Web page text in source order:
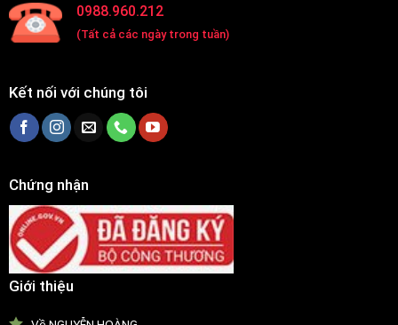
0988.960.212
(Tất cả các ngày trong tuần)
Kết nối với chúng tôi
Chứng nhận
Giới thiệu